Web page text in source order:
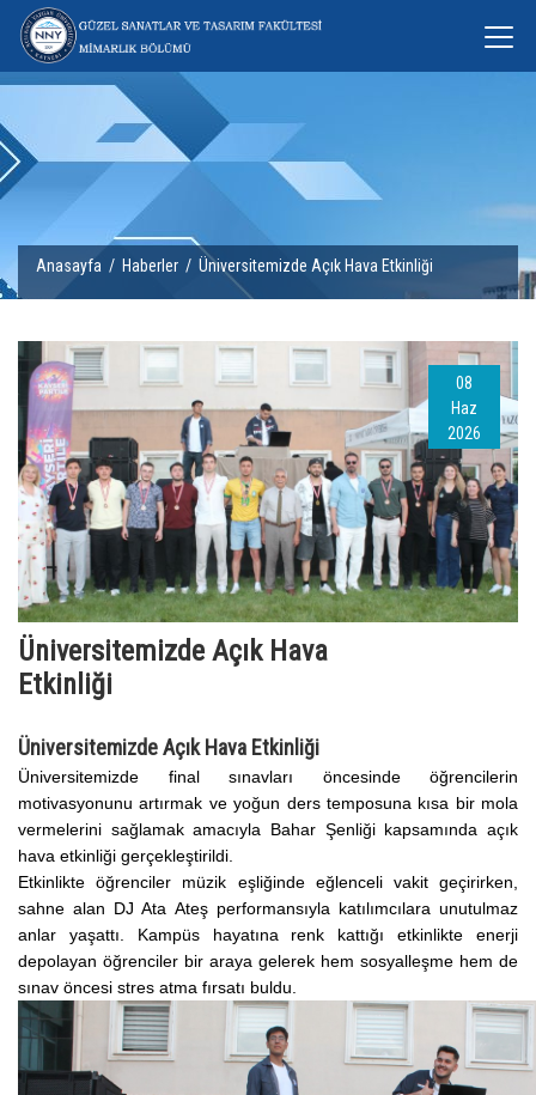
Anasayfa / Haberler / Üniversitemizde Açık Hava Etkinliği
08
Haz
2026
Üniversitemizde Açık Hava
Etkinliği
Üniversitemizde Açık Hava Etkinliği
Üniversitemizde final sınavları öncesinde öğrencilerin
motivasyonunu artırmak ve yoğun ders temposuna kısa bir mola
vermelerini sağlamak amacıyla Bahar Şenliği kapsamında açık
hava etkinliği gerçekleştirildi.
Etkinlikte öğrenciler müzik eşliğinde eğlenceli vakit geçirirken,
sahne alan DJ Ata Ateş performansıyla katılımcılara unutulmaz
anlar yaşattı. Kampüs hayatına renk kattığı etkinlikte enerji
depolayan öğrenciler bir araya gelerek hem sosyalleşme hem de
sınav öncesi stres atma fırsatı buldu.